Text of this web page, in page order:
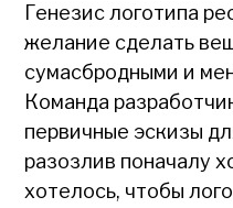
Генезис логотипа
желание сделать
сумасбродными и
Команда
первичные эскизы
разозлив поначалу
хотелось, чтобы